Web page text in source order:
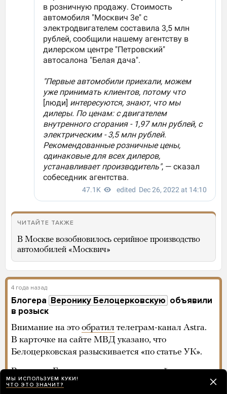
ЧИТАЙТЕ ТАКЖЕ
В Москве возобновилось серийное производство
автомобилей «Москвич»
4 года назад
Блогера Веронику Белоцерковскую объявили
в розыск
Внимание на это обратил телеграм-канал Astra.
В карточке на сайте МВД указано, что
Белоцерковская разыскивается «по статье УК».
Вероника Белоцерковская стала одной из первых
обвиняемых по новой статье о «фейках» про
МЫ ИСПОЛЬЗУЕМ КУКИ!
ЧТО ЭТО ЗНАЧИТ?